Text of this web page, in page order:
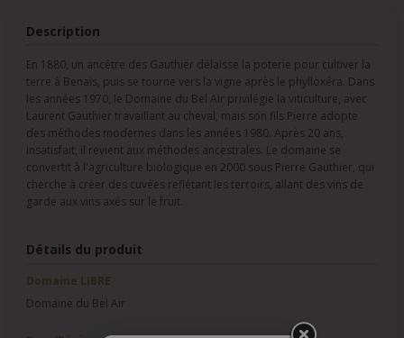
Description
En 1880, un ancêtre des Gauthier délaisse la poterie pour cultiver la
terre à Benais, puis se tourne vers la vigne après le phylloxéra. Dans
les années 1970, le Domaine du Bel Air privilégie la viticulture, avec
Laurent Gauthier travaillant au cheval, mais son fils Pierre adopte
des méthodes modernes dans les années 1980. Après 20 ans,
insatisfait, il revient aux méthodes ancestrales. Le domaine se
convertit à l'agriculture biologique en 2000 sous Pierre Gauthier, qui
cherche à créer des cuvées reflétant les terroirs, allant des vins de
garde aux vins axés sur le fruit.
Détails du produit
Domaine LIBRE
Domaine du Bel Air